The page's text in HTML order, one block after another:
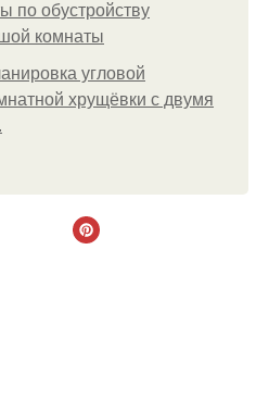
по обустройству
комнаты
углoвoй
хрущёвки с двумя